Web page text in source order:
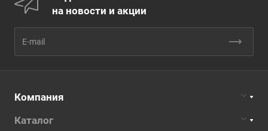
на новости и акции
Компания
Каталог